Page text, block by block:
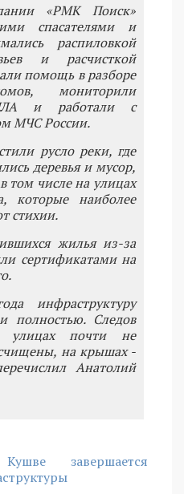
«РМК Поиск»
спасателями и
распиловкой
и расчисткой
помощь в разборе
мониторили
и работали с
МЧС России.
русло реки, где
деревья и мусор,
том числе на улицах
которые наиболее
стихии.
жилья из-за
сертификатами на
инфраструктуру
полностью. Следов
улицах почти не
на крышах -
Анатолий
завершается